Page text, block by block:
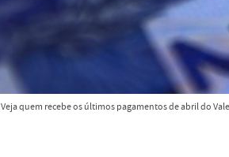
Veja quem recebe os últimos pagamentos de abril do